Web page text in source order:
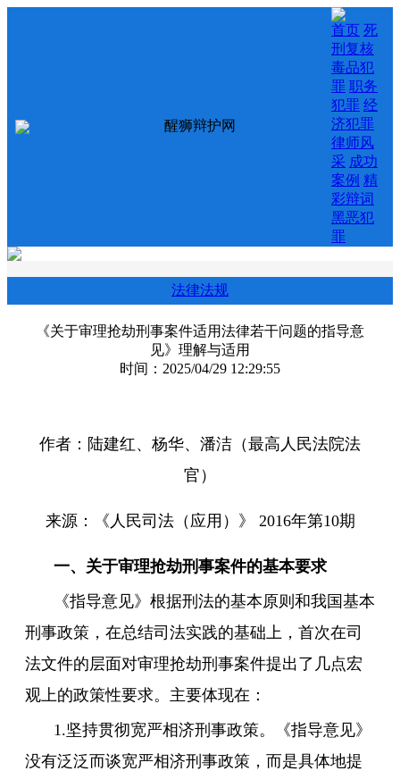
醒狮辩护网
首页 死
刑复核
毒品犯
罪 职务
犯罪 经
济犯罪
律师风
采 成功
案例 精
彩辩词
黑恶犯
罪
法律法规
《关于审理抢劫刑事案件适用法律若干问题的指导意
见》理解与适用
时间：2025/04/29 12:29:55
作者：陆建红、杨华、潘洁（最高人民法院法
官）
来源：《人民司法（应用）》 2016年第10期
一、关于审理抢劫刑事案件的基本要求
《指导意见》根据刑法的基本原则和我国基本
刑事政策，在总结司法实践的基础上，首次在司
法文件的层面对审理抢劫刑事案件提出了几点宏
观上的政策性要求。主要体现在：
1.坚持贯彻宽严相济刑事政策。《指导意见》
没有泛泛而谈宽严相济刑事政策，而是具体地提